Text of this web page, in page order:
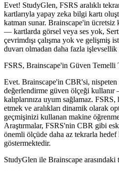
Evet! StudyGlen, FSRS aralıklı
kartlarıyla yapay zeka bilgi kartı
katman sunar. Brainscape'in ücretsiz
— kartlarda görsel veya ses yok,
çevrimdışı çalışma yok ve gelişmiş
duvarı olmadan daha fazla işlevsellik
FSRS, Brainscape'in Güven Temelli
Evet. Brainscape'in CBR'si,
değerlendirme güven ölçeği
kalıplarınıza uyum sağlamaz. FSRS,
etmek ve aralıkları dinamik olarak
geçmişinizi kullanan makine
Araştırmalar, FSRS'nin CBR gibi
önemli ölçüde daha az tekrarla hedef
göstermektedir.
StudyGlen ile Brainscape arasındaki